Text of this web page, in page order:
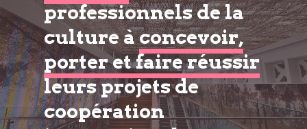
professionnels de la
culture àconcevoir,
porter et faire réussir
leurs projets de
coopération